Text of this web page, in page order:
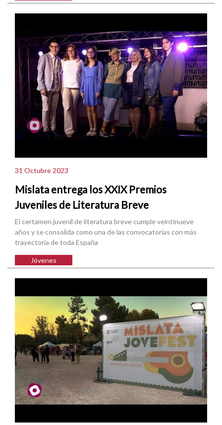
31 Octubre 2023
Mislata entrega los XXIX Premios
Juveniles de Literatura Breve
El certamen juvenil de literatura breve cumple veintinueve
años y se consolida como una de las convocatorias con más
trayectoria de toda España
Jóvenes